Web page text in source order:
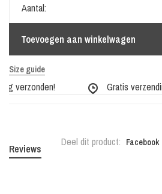
Aantal:
Toevoegen aan winkelwagen
Size guide
verzonden! Gratis
Deel dit product: Facebook
Reviews